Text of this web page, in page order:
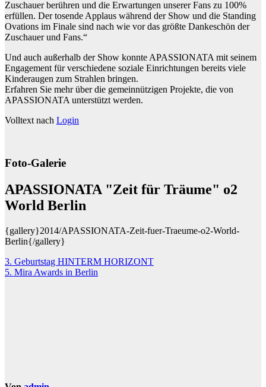
Zuschauer berühren und die Erwartungen unserer Fans zu 100%
erfüllen. Der tosende Applaus während der Show und die Standing
Ovations im Finale sind nach wie vor das größte Dankeschön der
Zuschauer und Fans.“
Und auch außerhalb der Show konnte APASSIONATA mit seinem
Engagement für verschiedene soziale Einrichtungen bereits viele
Kinderaugen zum Strahlen bringen.
Erfahren Sie mehr über die gemeinnützigen Projekte, die von
APASSIONATA unterstützt werden.
Volltext nach Login
Foto-Galerie
APASSIONATA "Zeit für Träume" o2
World Berlin
{gallery}2014/APASSIONATA-Zeit-fuer-Traeume-o2-World-
Berlin{/gallery}
Beitragsnavigation
3. Geburtstag HINTERM HORIZONT
5. Mira Awards in Berlin